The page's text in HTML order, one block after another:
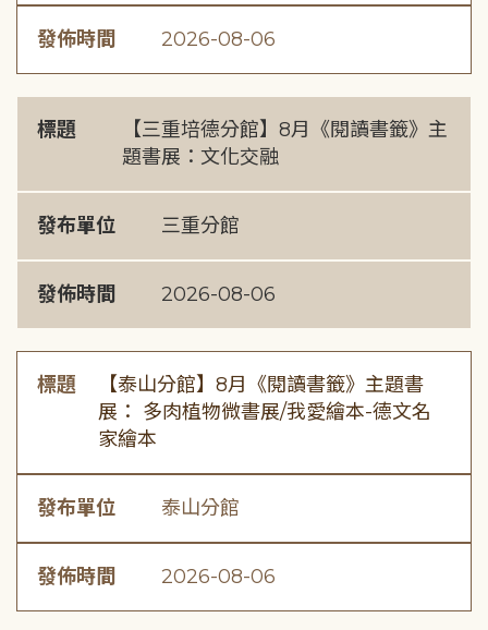
發佈時間 2026-08-06
標題
【三重培德分館】8月《閱讀書籤》主
題書展：文化交融
發布單位 三重分館
發佈時間 2026-08-06
標題
【泰山分館】8月《閱讀書籤》主題書
展： 多肉植物微書展/我愛繪本-德文名
家繪本
發布單位 泰山分館
發佈時間 2026-08-06